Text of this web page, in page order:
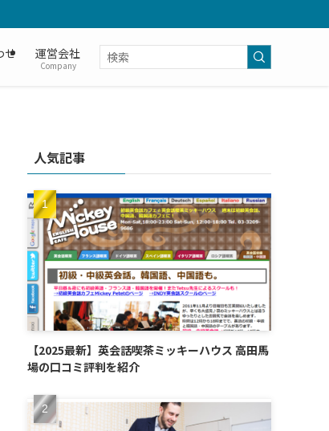
せ 運営会社
Company
人気記事
【2025最新】英会話喫茶ミッキーハウス 高田馬
場の口コミ評判を紹介